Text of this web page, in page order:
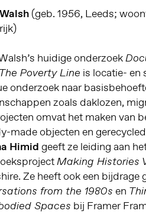
(geb. 1956, Leeds;
huidige onderzoek
Poverty Line is locatie- en
onderzoek naar
zoals daklozen,
omvat het maken van
made objecten en
Himid geeft ze leiding aan
Making Histories
Ze heeft ook een bijdrage
from the 1980s en
Spaces bij Framer